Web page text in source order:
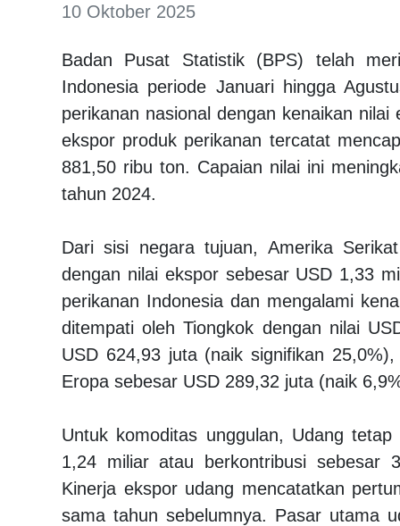
10 Oktober 2025
Badan Pusat Statistik (BPS) telah
Indonesia periode Januari hingga
perikanan nasional dengan kenaikan
ekspor produk perikanan tercatat
881,50 ribu ton. Capaian nilai ini
tahun 2024.
Dari sisi negara tujuan, Amerika
dengan nilai ekspor sebesar USD 1,33
perikanan Indonesia dan mengalami
ditempati oleh Tiongkok dengan nilai
USD 624,93 juta (naik signifikan
Eropa sebesar USD 289,32 juta (naik
Untuk komoditas unggulan, Udang
1,24 miliar atau berkontribusi sebesar
Kinerja ekspor udang mencatatkan
sama tahun sebelumnya. Pasar utama